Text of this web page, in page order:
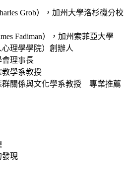
Grob），加州大學洛杉磯分校
Fadiman），加州索菲亞大學
心理學學院）創辦人
理事長
學系教授
關係與文化學系教授 專業推薦
發現